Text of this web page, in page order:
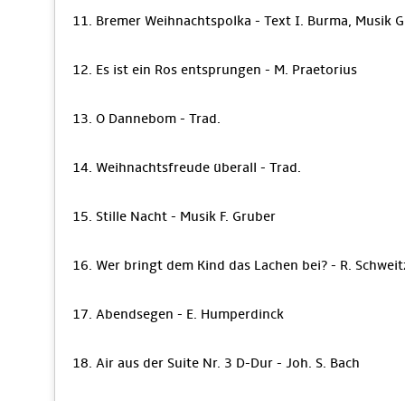
11. Bremer Weihnachtspolka - Text I. Burma, Musik
12. Es ist ein Ros entsprungen - M. Praetorius
13. O Dannebom - Trad.
14. Weihnachtsfreude überall - Trad.
15. Stille Nacht - Musik F. Gruber
16. Wer bringt dem Kind das Lachen bei? - R.
17. Abendsegen - E. Humperdinck
18. Air aus der Suite Nr. 3 D-Dur - Joh. S. Bach